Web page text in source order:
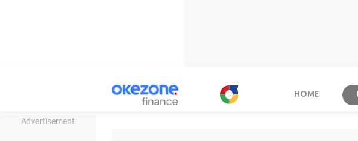
Advertisement
HOME